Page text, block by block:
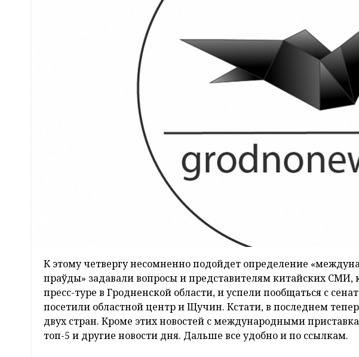
К этому четвергу несомненно подойдет определение
праўды» задавали вопросы и представителям китайских СМИ,
пресс-туре в Гродненской области, и успели пообщаться с
посетили областной центр и Щучин. Кстати, в последнем
двух стран. Кроме этих новостей с международными
топ-5 и другие новости дня. Дальше все удобно и по ссылкам.